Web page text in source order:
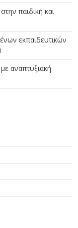
παιδική και
εκπαιδευτικών
αναπτυξιακή